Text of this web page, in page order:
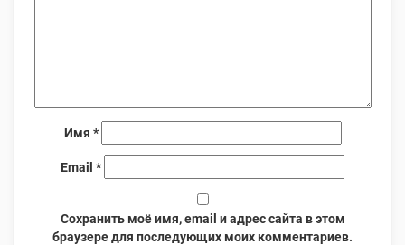
Имя *
Email *
Сохранить моё имя, email и адрес сайта в этом
браузере для последующих моих комментариев.